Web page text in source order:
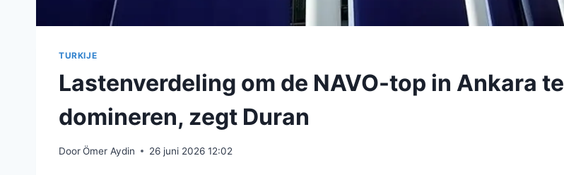
TURKIJE
Lastenverdeling om de NAVO-top in Ankara te
domineren, zegt Duran
DoorÖmer Aydin 26 juni 2026 12:02